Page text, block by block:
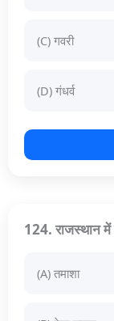
(C) गवरी
(D) गंधर्व
124. राजस्थान में
(A) तमाशा